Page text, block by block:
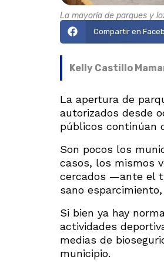
La mayoría de parques y
Compartir en
Kelly Castillo
La apertura de
autorizados desde
públicos continúan
Son pocos los
casos, los mismos
cercados —ante el
sano
Si bien ya hay
actividades
medias de
municipio.